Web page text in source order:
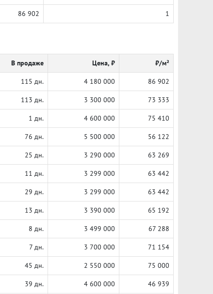
86 902 1
В продаже Цена, ₽ ₽/м²
115 дн. 4 180 000 86 902
113 дн. 3 300 000 73 333
1 дн. 4 600 000 75 410
76 дн. 5 500 000 56 122
25 дн. 3 290 000 63 269
11 дн. 3 299 000 63 442
29 дн. 3 299 000 63 442
13 дн. 3 390 000 65 192
8 дн. 3 499 000 67 288
7 дн. 3 700 000 71 154
45 дн. 2 550 000 75 000
39 дн. 4 600 000 46 939